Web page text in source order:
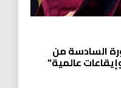
السادسة من
عالمية”